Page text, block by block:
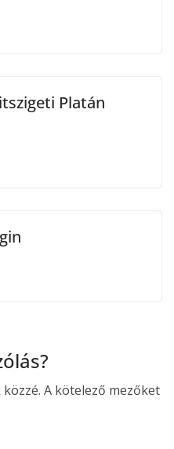
Platán
A kötelező mezőket